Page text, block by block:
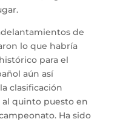
de
lo que habría
para el
aún así
clasificación
quinto puesto en
Ha sido